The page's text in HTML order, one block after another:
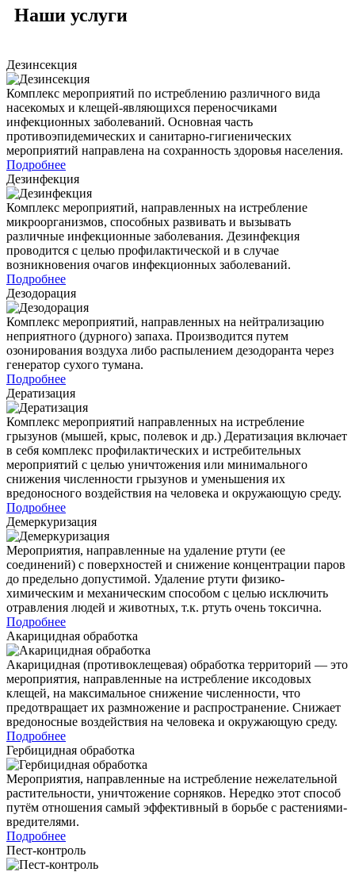
Наши услуги
Дезинсекция
Комплекс мероприятий по истреблению различного вида
насекомых и клещей-являющихся переносчиками
инфекционных заболеваний. Основная часть
противоэпидемических и санитарно-гигиенических
мероприятий направлена на сохранность здоровья населения.
Подробнее
Дезинфекция
Комплекс мероприятий, направленных на истребление
микроорганизмов, способных развивать и вызывать
различные инфекционные заболевания. Дезинфекция
проводится с целью профилактической и в случае
возникновения очагов инфекционных заболеваний.
Подробнее
Дезодорация
Комплекс мероприятий, направленных на нейтрализацию
неприятного (дурного) запаха. Производится путем
озонирования воздуха либо распылением дезодоранта через
генератор сухого тумана.
Подробнее
Дератизация
Комплекс мероприятий направленных на истребление
грызунов (мышей, крыс, полевок и др.) Дератизация включает
в себя комплекс профилактических и истребительных
мероприятий с целью уничтожения или минимального
снижения численности грызунов и уменьшения их
вредоносного воздействия на человека и окружающую среду.
Подробнее
Демеркуризация
Мероприятия, направленные на удаление ртути (ее
соединений) с поверхностей и снижение концентрации паров
до предельно допустимой. Удаление ртути физико-
химическим и механическим способом с целью исключить
отравления людей и животных, т.к. ртуть очень токсична.
Подробнее
Акарицидная обработка
Акарицидная (противоклещевая) обработка территорий — это
мероприятия, направленные на истребление иксодовых
клещей, на максимальное снижение численности, что
предотвращает их размножение и распространение. Снижает
вредоносные воздействия на человека и окружающую среду.
Подробнее
Гербицидная обработка
Мероприятия, направленные на истребление нежелательной
растительности, уничтожение сорняков. Нередко этот способ
путём отношения самый эффективный в борьбе с растениями-
вредителями.
Подробнее
Пест-контроль